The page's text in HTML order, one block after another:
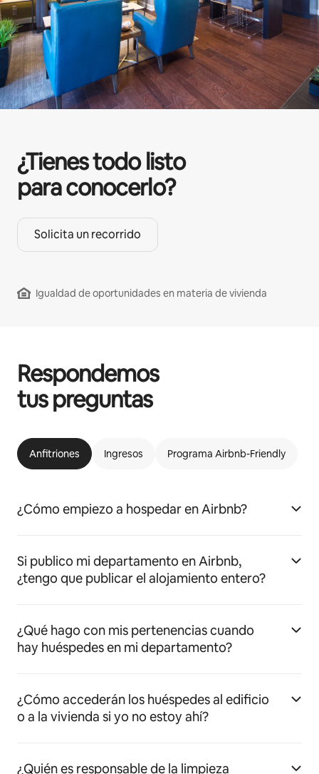
¿Tienes todo listo
para conocerlo?
Solicita un recorrido
Igualdad de oportunidades en materia de vivienda
Respondemos
tus preguntas
Anfitriones Ingresos Programa Airbnb-Friendly
¿Cómo empiezo a hospedar en Airbnb?
Si publico mi departamento en Airbnb,
¿tengo que publicar el alojamiento entero?
¿Qué hago con mis pertenencias cuando
hay huéspedes en mi departamento?
¿Cómo accederán los huéspedes al edificio
o a la vivienda si yo no estoy ahí?
¿Quién es responsable de la limpieza